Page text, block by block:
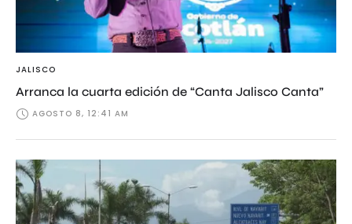
JALISCO
Arranca la cuarta edición de “Canta Jalisco Canta”
AGOSTO 8, 12:41 AM